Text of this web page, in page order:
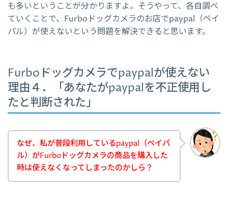
も多いということが分かりますよ。そうやって、各自調べ
ていくことで、Furboドッグカメラのお店でpaypal（ペイ
パル）が使えないという問題を解決できると思います。
Furboドッグカメラでpaypalが使えない
理由４．「あなたがpaypalを不正使用し
たと判断された」
なぜ、私が普段利用しているpaypal（ペイパ
ル）がFurboドッグカメラの商品を購入した
時は使えなくなってしまったのかしら？